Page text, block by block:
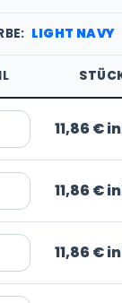
LIGHT NAVY
11,86 €
11,86 €
11,86 €